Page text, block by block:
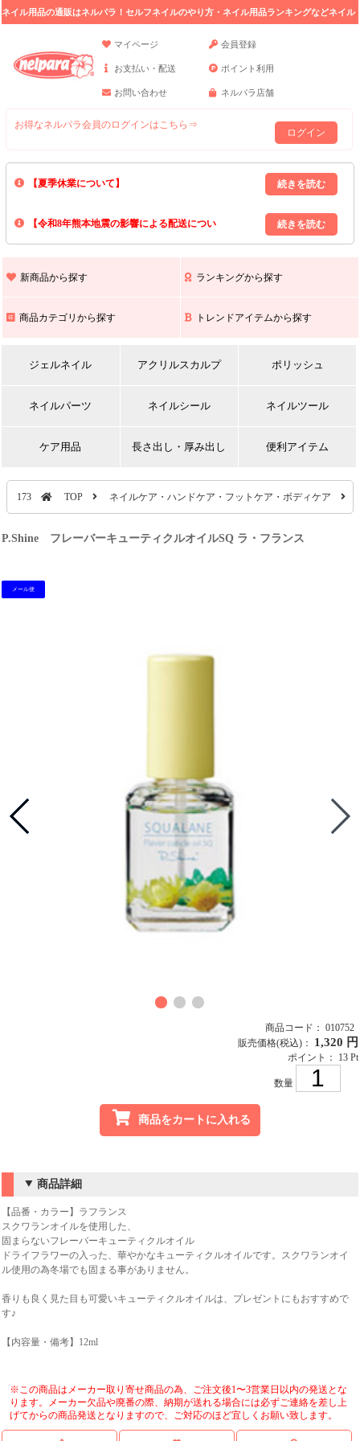
ネイル用品の通販はネルパラ！セルフネイルのやり方・ネイル用品ランキングなどネイル
マイページ
会員登録
お支払い・配送 ポイント利用
お問い合わせ ネルパラ店舗
お得なネルパラ会員のログインはこちら⇒
ログイン
【夏季休業について】
8/13(木)～8/16(日)の間｢出荷業務・お問い合わせ業務｣はお休みいたしま
上記期間中のご注文・お問い合わせは8/17(月)以降の対応となりますので
【令和8年熊本地震の影響による配送につい
また､ 九州全域でお荷物のお届けに遅延が生じております｡
新商品から探す ランキングから探す
商品カテゴリから探す トレンドアイテムから探す
ジェルネイル アクリルスカルプ ポリッシュ
ネイルパーツ ネイルシール ネイルツール
ケア用品 長さ出し・厚み出し 便利アイテム
173 TOP ネイルケア・ハンドケア・フットケア・ボディケア
P.Shine フレーバーキューティクルオイルSQ ラ・フランス
メール便
商品コード： 010752
販売価格(税込)： 1,320 円
ポイント： 13 Pt
数量
商品をカートに入れる
商品詳細
【品番・カラー】ラフランス
スクワランオイルを使用した、
固まらないフレーバーキューティクルオイル
ドライフラワーの入った、華やかなキューティクルオイルです。スクワランオイ
ル使用の為冬場でも固まる事がありません。
香りも良く見た目も可愛いキューティクルオイルは、プレゼントにもおすすめで
す♪
【内容量・備考】12ml
※この商品はメーカー取り寄せ商品の為、ご注文後1〜3営業日以内の発送とな
ります。メーカー欠品や廃番の際、納期が送れる場合には必ずご連絡を差し上
げてからの商品発送となりますので、ご対応のほど宜しくお願い致します。